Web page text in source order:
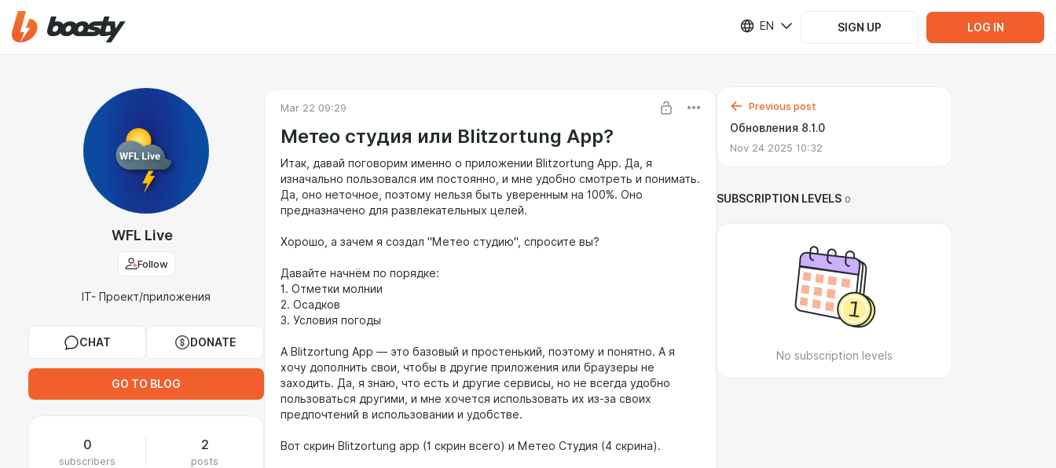
EN SIGN UP LOG IN
WFL Live
Follow
IT- Проект/приложения
CHAT DONATE
GO TO BLOG
0
subscribers
2
posts
Mar 22 09:29
Метео студия или Blitzortung App?
Итак, давай поговорим именно о приложении Blitzortung App. Да, я
изначально пользовался им постоянно, и мне удобно смотреть и понимать.
Да, оно неточное, поэтому нельзя быть уверенным на 100%. Оно
предназначено для развлекательных целей.
Хорошо, а зачем я создал "Метео студию", спросите вы?
Давайте начнём по порядке:
1. Отметки молнии
2. Осадков
3. Условия погоды
А Blitzortung App — это базовый и простенький, поэтому и понятно. А я
хочу дополнить свои, чтобы в другие приложения или браузеры не
заходить. Да, я знаю, что есть и другие сервисы, но не всегда удобно
пользоваться другими, и мне хочется использовать их из-за своих
предпочтений в использовании и удобстве.
Вот скрин Blitzortung app (1 скрин всего) и Метео Студия (4 скрина).
Previous post
Обновления 8.1.0
Nov 24 2025 10:32
SUBSCRIPTION LEVELS 0
No subscription levels